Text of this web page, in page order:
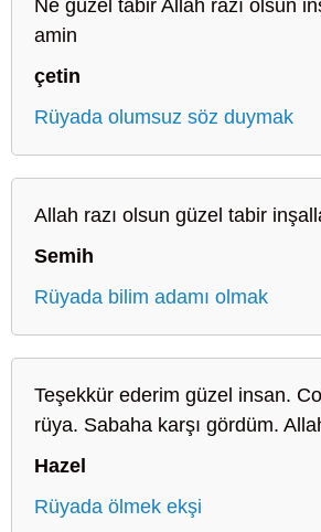
Ne güzel tabir Allah razı olsun
amin
çetin
Rüyada olumsuz söz duymak
Allah razı olsun güzel tabir
Semih
Rüyada bilim adamı olmak
Teşekkür ederim güzel insan.
rüya. Sabaha karşı gördüm.
Hazel
Rüyada ölmek ekşi